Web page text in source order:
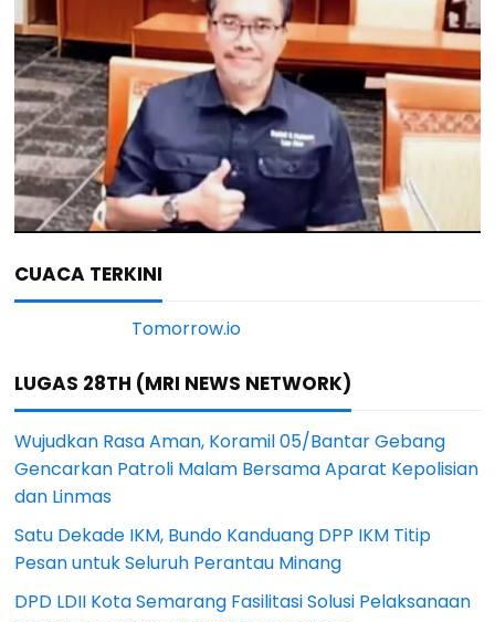
CUACA TERKINI
LUGAS 28TH (MRI NEWS NETWORK)
Wujudkan Rasa Aman, Koramil 05/Bantar Gebang
Gencarkan Patroli Malam Bersama Aparat Kepolisian
dan Linmas
Satu Dekade IKM, Bundo Kanduang DPP IKM Titip
Pesan untuk Seluruh Perantau Minang
DPD LDII Kota Semarang Fasilitasi Solusi Pelaksanaan